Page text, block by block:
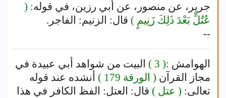
جرير، عن منصور، عن أبي رزين، في قوله: (
عُتُلٍّ بَعْدَ ذَلِكَ زَنِيمٍ ) قال: الزنيم: الفاجر.
--
الهوامش :( 3 )
‌البيت من شواهد أبي عبيدة في
مجاز القرآن ( الورقة 179 )
أنشده عند قوله
تعالى: ( عتل ) قال: العتل: الفظ الكافر في هذا